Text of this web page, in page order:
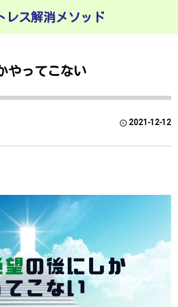
レス解消メソッド
やってこない
2021-12-12